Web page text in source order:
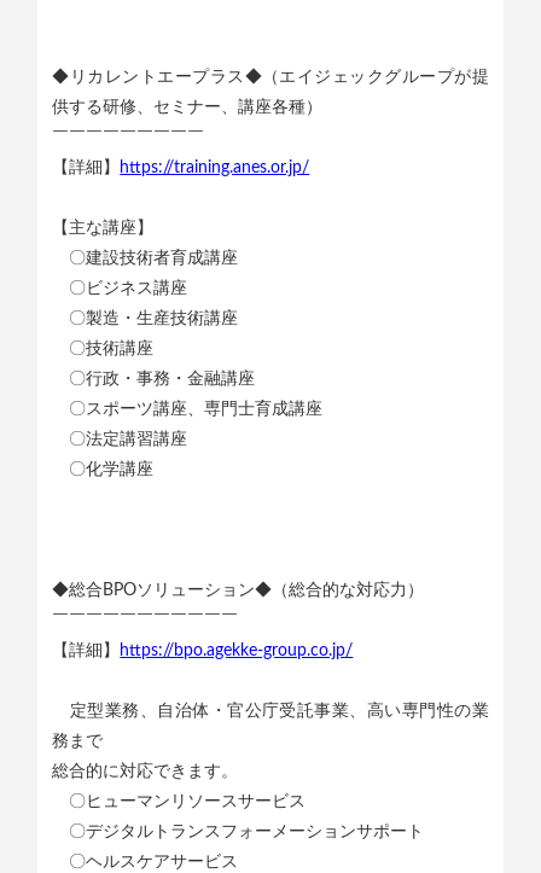
◆リカレントエープラス◆（エイジェックグループが提
供する研修、セミナー、講座各種）
￣￣￣￣￣￣￣￣￣
【詳細】
https://training.anes.or.jp/
【主な講座】
〇建設技術者育成講座
〇ビジネス講座
〇製造・生産技術講座
〇技術講座
〇行政・事務・金融講座
〇スポーツ講座、専門士育成講座
〇法定講習講座
〇化学講座
◆総合BPOソリューション◆（総合的な対応力）
￣￣￣￣￣￣￣￣￣￣￣
【詳細】
https://bpo.agekke-group.co.jp/
定型業務、自治体・官公庁受託事業、高い専門性の業
務まで
総合的に対応できます。
〇ヒューマンリソースサービス
〇デジタルトランスフォーメーションサポート
〇ヘルスケアサービス